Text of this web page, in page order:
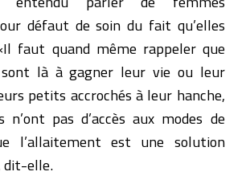
défaut de soin du fait qu’elles
faut quand même rappeler que
là à gagner leur vie ou leur
petits accrochés à leur hanche,
n’ont pas d’accès aux modes de
l’allaitement est une solution
dit-elle.